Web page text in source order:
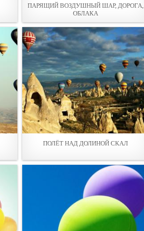
ПАРЯЩИЙ ВОЗДУШНЫЙ ШАР, ДОРОГА,
ОБЛАКА
ПОЛЁТ НАД ДОЛИНОЙ СКАЛ